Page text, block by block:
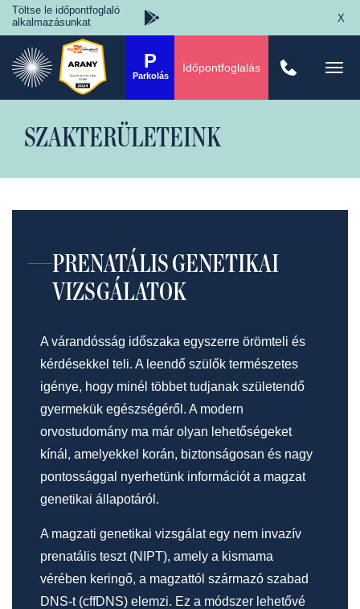
Töltse le időpontfoglaló
alkalmazásunkat
X
P
Parkolás
Időpontfoglalás
SZAKTERÜLETEINK
PRENATÁLIS GENETIKAI
VIZSGÁLATOK
A várandósság időszaka egyszerre örömteli és
kérdésekkel teli. A leendő szülők természetes
igénye, hogy minél többet tudjanak születendő
gyermekük egészségéről. A modern
orvostudomány ma már olyan lehetőségeket
kínál, amelyekkel korán, biztonságosan és nagy
pontossággal nyerhetünk információt a magzat
genetikai állapotáról.
A magzati genetikai vizsgálat egy nem invazív
prenatális teszt (NIPT), amely a kismama
vérében keringő, a magzattól származó szabad
DNS-t (cffDNS) elemzi. Ez a módszer lehetővé